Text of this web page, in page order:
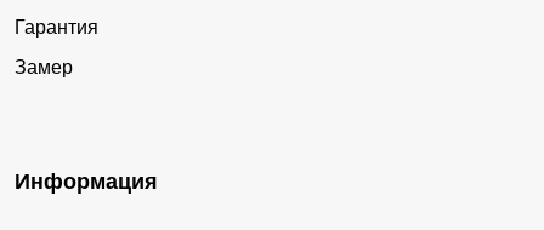
Гарантия
Замер
Информация